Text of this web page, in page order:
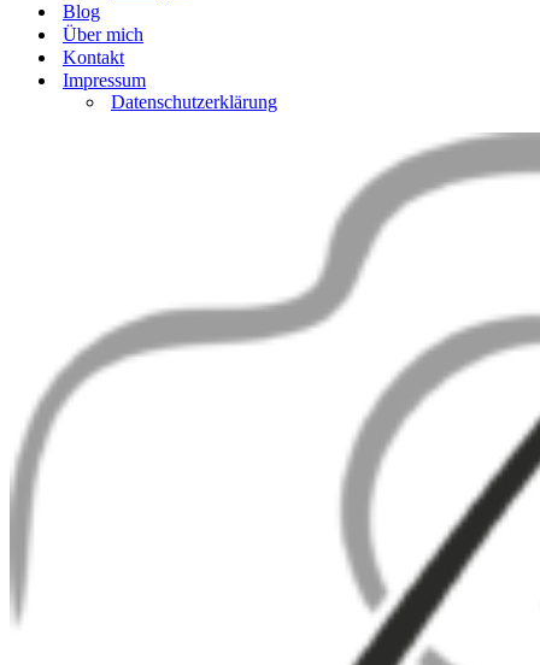
Blog
Über mich
Kontakt
Impressum
Datenschutzerklärung